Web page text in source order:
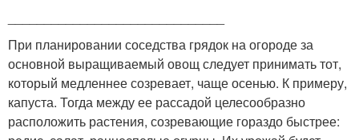
При планировании соседства грядок на огороде за
основной выращиваемый овощ следует принимать тот,
который медленнее созревает, чаще осенью. К примеру,
капуста. Тогда между ее рассадой целесообразно
расположить растения, созревающие гораздо быстрее: